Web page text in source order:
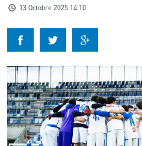
KIDS
BUSINESS
RESTAURATION
13 Octobre 2025 14:10